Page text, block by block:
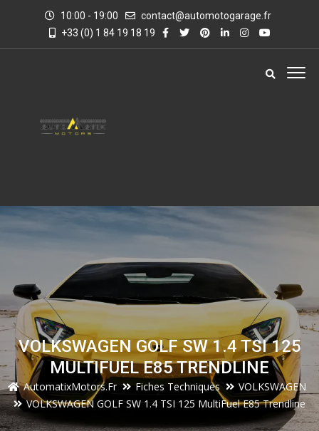
10:00 - 19:00
contact@automotogarage.fr
+33 (0) 1 84 19 18 19
VOLKSWAGEN GOLF SW 1.4 TSI 125
MULTIFUEL E85 TRENDLINE
AutomatixMotors.fr Fiches Techniques
VOLKSWAGEN
VOLKSWAGEN GOLF SW 1.4 TSI 125 MultiFuel E85 Trendline